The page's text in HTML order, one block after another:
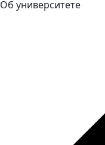
Об университете